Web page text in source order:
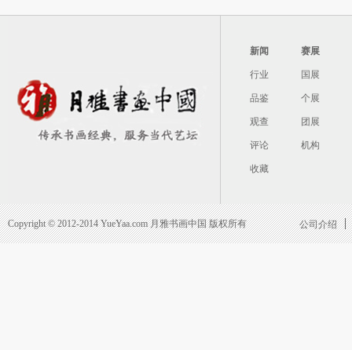
新闻
行业
品鉴
观查
评论
收藏
赛展
国展
个展
团展
机构
Copyright © 2012-2014 YueYaa.com 月雅书画中国 版权所有 公司介绍